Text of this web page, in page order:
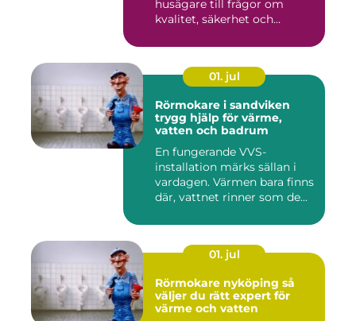
husägare till frågor om
kvalitet, säkerhet och
01. jul
Rörmokare i sandviken
trygg hjälp för värme,
vatten och badrum
En fungerande VVS-
installation märks sällan i
vardagen. Värmen bara finns
där, vattnet rinner som de...
01. jul
Rörmokare nyköping så
väljer du rätt expert för
värme och vatten